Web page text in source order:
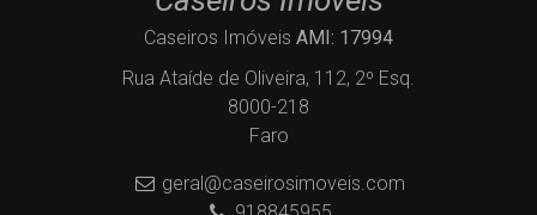
Caseiros Imóveis AMI: 17994
Rua Ataíde de Oliveira, 112, 2º Esq.
8000-218
Faro
geral@caseirosimoveis.com